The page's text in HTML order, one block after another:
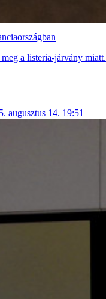
a listeria-járvány miatt.
augusztus 14. 19:51